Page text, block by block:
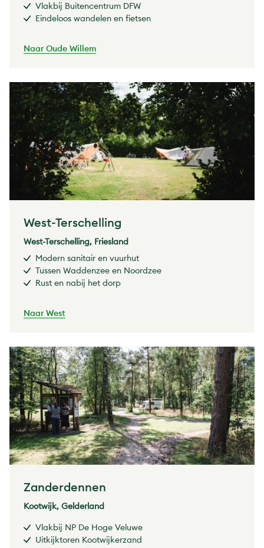
Vlakbij Buitencentrum DFW
Eindeloos wandelen en fietsen
Naar Oude Willem
West-Terschelling
West-Terschelling, Friesland
Modern sanitair en vuurhut
Tussen Waddenzee en Noordzee
Rust en nabij het dorp
Naar West
Zanderdennen
Kootwijk, Gelderland
Vlakbij NP De Hoge Veluwe
Uitkijktoren Kootwijkerzand